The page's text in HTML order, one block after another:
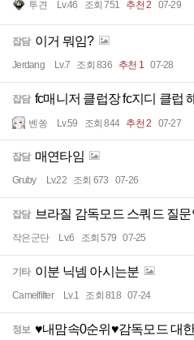
투견 Lv.46 조회 751 추천 2 07-29
잡담 이거 뭐임?
Jerdang Lv.7 조회 836 추천 1 07-28
잡담 fc매니저 클럽장 fc지디 클럽
벤쏭 Lv.59 조회 844 추천 2 07-27
잡담 매연타임
Gruby Lv.22 조회 673 07-26
잡담 브라질 감독모드 스쿼드 질
작은군단 Lv.6 조회 579 07-25
기타 이분 닉넴 아시는분
Camelfilter Lv.1 조회 818 07-24
정보 ♥내맘속0순위♥감독모드 대